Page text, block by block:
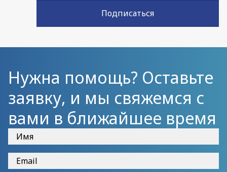
Подписаться
Нужна помощь? Оставьте
заявку, и мы свяжемся с
вами в ближайшее время